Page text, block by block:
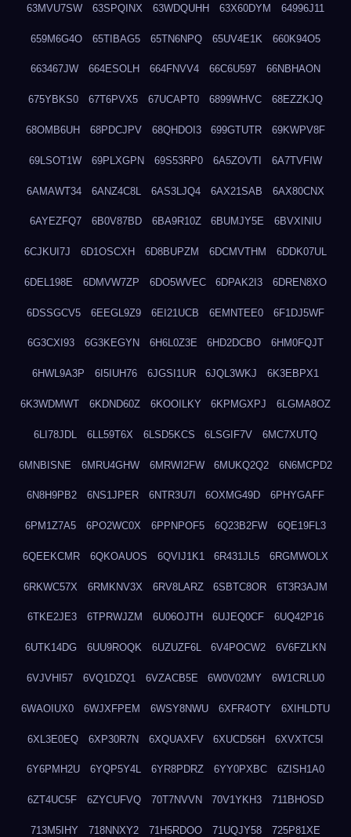
63MVU7SW 63SPQINX 63WDQUHH 63X60DYM 64996J11
659M6G4O 65TIBAG5 65TN6NPQ 65UV4E1K 660K94O5
663467JW 664ESOLH 664FNVV4 66C6U597 66NBHAON
675YBKS0 67T6PVX5 67UCAPT0 6899WHVC 68EZZKJQ
68OMB6UH 68PDCJPV 68QHDOI3 699GTUTR 69KWPV8F
69LSOT1W 69PLXGPN 69S53RP0 6A5ZOVTI 6A7TVFIW
6AMAWT34 6ANZ4C8L 6AS3LJQ4 6AX21SAB 6AX80CNX
6AYEZFQ7 6B0V87BD 6BA9R10Z 6BUMJY5E 6BVXINIU
6CJKUI7J 6D1OSCXH 6D8BUPZM 6DCMVTHM 6DDK07UL
6DEL198E 6DMVW7ZP 6DO5WVEC 6DPAK2I3 6DREN8XO
6DSSGCV5 6EEGL9Z9 6EI21UCB 6EMNTEE0 6F1DJ5WF
6G3CXI93 6G3KEGYN 6H6L0Z3E 6HD2DCBO 6HM0FQJT
6HWL9A3P 6I5IUH76 6JGSI1UR 6JQL3WKJ 6K3EBPX1
6K3WDMWT 6KDND60Z 6KOOILKY 6KPMGXPJ 6LGMA8OZ
6LI78JDL 6LL59T6X 6LSD5KCS 6LSGIF7V 6MC7XUTQ
6MNBISNE 6MRU4GHW 6MRWI2FW 6MUKQ2Q2 6N6MCPD2
6N8H9PB2 6NS1JPER 6NTR3U7I 6OXMG49D 6PHYGAFF
6PM1Z7A5 6PO2WC0X 6PPNPOF5 6Q23B2FW 6QE19FL3
6QEEKCMR 6QKOAUOS 6QVIJ1K1 6R431JL5 6RGMWOLX
6RKWC57X 6RMKNV3X 6RV8LARZ 6SBTC8OR 6T3R3AJM
6TKE2JE3 6TPRWJZM 6U06OJTH 6UJEQ0CF 6UQ42P16
6UTK14DG 6UU9ROQK 6UZUZF6L 6V4POCW2 6V6FZLKN
6VJVHI57 6VQ1DZQ1 6VZACB5E 6W0V02MY 6W1CRLU0
6WAOIUX0 6WJXFPEM 6WSY8NWU 6XFR4OTY 6XIHLDTU
6XL3E0EQ 6XP30R7N 6XQUAXFV 6XUCD56H 6XVXTC5I
6Y6PMH2U 6YQP5Y4L 6YR8PDRZ 6YY0PXBC 6ZISH1A0
6ZT4UC5F 6ZYCUFVQ 70T7NVVN 70V1YKH3 711BHOSD
713M5IHY 718NNXY2 71H5RDOO 71UQJY58 725P81XE